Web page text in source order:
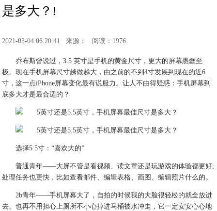
是多大？!
2021-03-04 06:20:41 来源： 阅读：1976
乔布斯曾说过，3.5 英寸是手机的黄金尺寸，更大的屏幕愚蠢至
极。现在手机屏幕尺寸越做越大，由之前的不到4寸发展到现在的近6
寸，这一点iPhone屏幕变化最有说服力。让人不由得疑惑：手机屏幕到
底多大才是最合适的？
选择5.5寸：“喜欢大的”
普通青年——大屏不管是看视频、读文章还是玩游戏的体验都更好;
处理任务也更快，比如查看邮件、编辑表格、画图、编辑照片什么的。
2b青年——手机屏幕大了，自拍的时候我的大脸很轻松的就全放进
去。也再不用担心上厕所不小心掉进马桶被水冲走，它一定安安心心地